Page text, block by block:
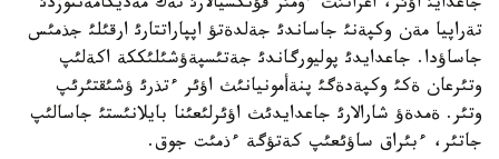
جاعدايئ اؤئر، اعزانئث ءومئر فؤنكسيالارئ تةك مةديكامةنتوزدئ
تةراپيا مةن وكپةنئ جاساندئ جةلدةتؤ اپپاراتتارئ ارقئلئ جذمئس
جاساؤدا. جاعدايدئ پوليورگاندئ جةتئسپةؤشئلئككة اكةلئپ
وتئرعان ةكئ وكپةدةگئ پنةأمونيانئث اؤئر ءتذرئ ؤشئقتئرئپ
وتئر. ةمدةؤ شارالارئ جاعدايدئث اؤئرلئعئنا بايلانئستئ جاسالئپ
جاتئر، ءبئراق ساؤئعئپ كةتؤگة ءذمئت جوق.